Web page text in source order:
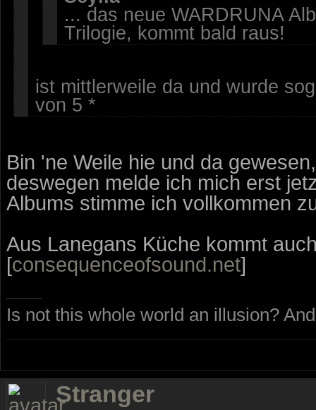
... das neue WARDRUNA
Trilogie, kommt bald raus!
ist mittlerweile da und wurde
von 5 *
Bin 'ne Weile hie und da
deswegen melde ich mich erst
Albums stimme ich vollkommen
Aus Lanegans Küche kommt
[consequenceofsound.net]
Is not this whole world an illusion?
Stranger